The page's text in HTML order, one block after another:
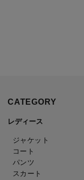
CATEGORY
レディース
ジャケット
コート
パンツ
スカート